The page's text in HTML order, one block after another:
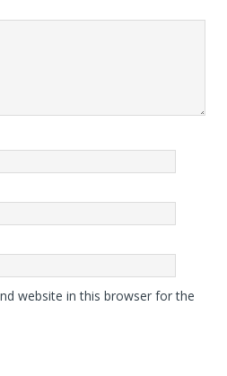
website in this browser for the